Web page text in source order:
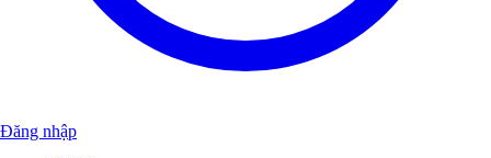
Đăng nhập